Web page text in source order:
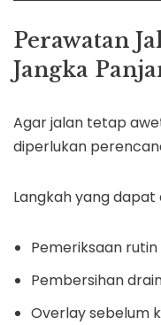
Perawatan
Jangka
Agar jalan tetap
diperlukan
Langkah yang dapat
Pemeriksaan
Pembersihan
Overlay sebelum